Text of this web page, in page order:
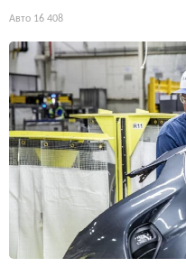
Авто 16 408